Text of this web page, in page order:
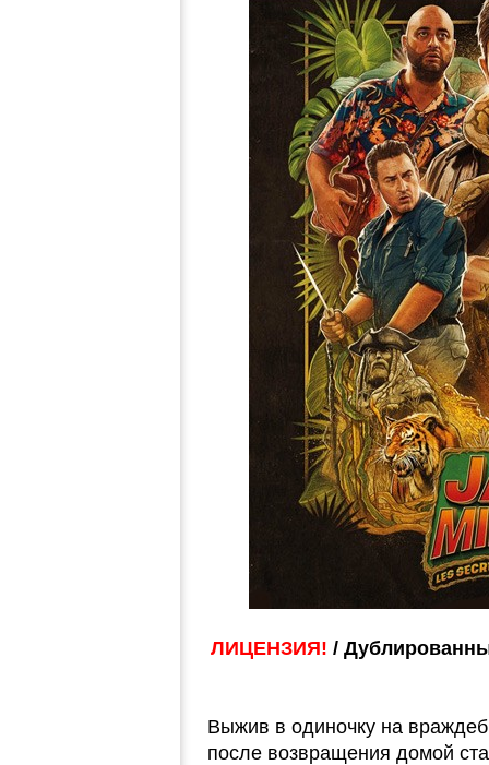
ЛИЦЕНЗИЯ! /
Выжив в одиночку на
после возвращения домой